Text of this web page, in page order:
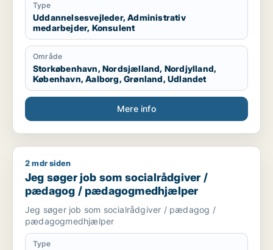
Type
Uddannelsesvejleder, Administrativ
medarbejder, Konsulent
Område
Storkøbenhavn, Nordsjælland, Nordjylland,
København, Aalborg, Grønland, Udlandet
Mere info
Jeg søger job som socialrådgiver / pædagog /
2 mdr siden
Jeg søger job som socialrådgiver /
pædagog / pædagogmedhjælper
Jeg søger job som socialrådgiver / pædagog /
pædagogmedhjælper
Type